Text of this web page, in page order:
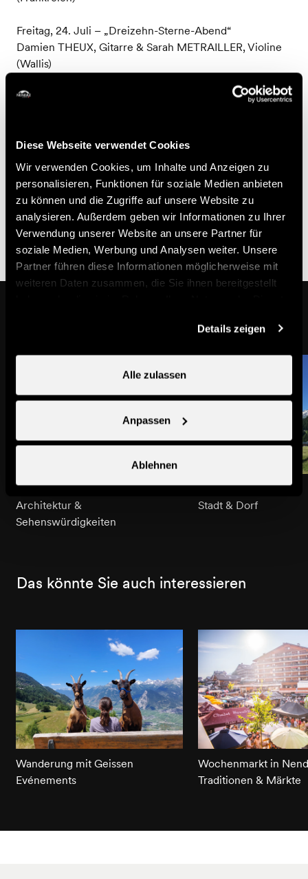
Diese Webseite verwendet Cookies
Wir verwenden Cookies, um Inhalte und Anzeigen zu
personalisieren, Funktionen für soziale Medien anbieten
zu können und die Zugriffe auf unsere Website zu
analysieren. Außerdem geben wir Informationen zu Ihrer
Verwendung unserer Website an unsere Partner für
soziale Medien, Werbung und Analysen weiter. Unsere
Partner führen diese Informationen möglicherweise mit
weiteren Daten zusammen, die Sie ihnen bereitgestellt
Details zeigen
Alle zulassen
Anpassen
Ablehnen
Freitag, 24. Juli – „Dreizehn-Sterne-Abend“
Damien THEUX, Gitarre & Sarah METRAILLER, Violine
(Wallis)
Freitag, 31. Juli
Freitag, 7. August
Joao Carlos VICTOR, Gitarre (Brasilien)
Freitag, 14. August
Jakub BACHLEDA-SZELIGA, Gitarre (Polen) & Döme
ZOLTAI, Gitarre (Ungarn)
Kapelle von Bleusy
Architektur &
Sehenswürdigkeiten
Bleusy
Stadt & Dorf
Das könnte Sie auch interessieren
Wanderung mit Geissen
Evénements
Wochenmarkt in
Traditionen & Märkte